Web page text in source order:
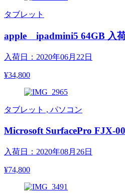
タブレット
apple ipadmini5 64GB 入荷
入荷日：2020年06月22日
¥34,800
タブレット , パソコン
Microsoft SurfacePro FJX-
入荷日：2020年08月26日
¥74,800